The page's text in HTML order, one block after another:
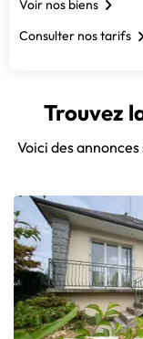
Voir nos biens
Consulter nos tarifs
Trouvez
Voici des